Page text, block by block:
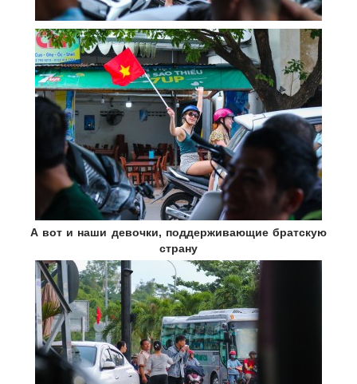
А вот и наши девочки, поддерживающие братскую
страну